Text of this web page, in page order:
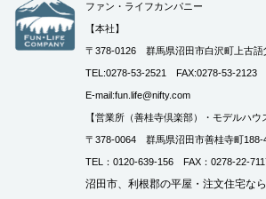
ファン・ライフカンパニー
【本社】
〒378-0126 群馬県沼田市白沢町上古語
TEL:0278-53-2521 FAX:0278-53-2123
E-mail:fun.life@nifty.com
【営業所（善桂寺倶楽部）・モデルハウ
〒378-0064 群馬県沼田市善桂寺町188-
TEL：0120-639-156 FAX：0278-22-
沼田市、利根郡の平屋・注文住宅な